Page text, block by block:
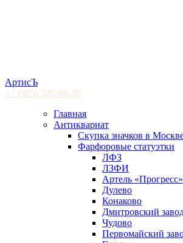
АртисЪ
+7 (925) 320-60-20
Главная
Антиквариат
Скупка значков в
Фарфоровые статуэтки
ЛФЗ
ЛЗФИ
Артель «Прогресс»
Дулево
Конаково
Дмитровский
Чудово
Первомайский